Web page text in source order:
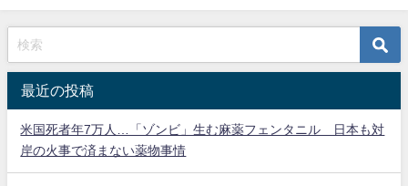
最近の投稿
米国死者年7万人…「ゾンビ」生む麻薬フェンタニル 日本も対
岸の火事で済まない薬物事情